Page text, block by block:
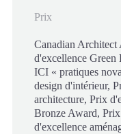
Prix
Canadian
d'excellence Green
ICI « pratiques
design d'intérieur,
architecture, Prix
Bronze Award,
d'excellence